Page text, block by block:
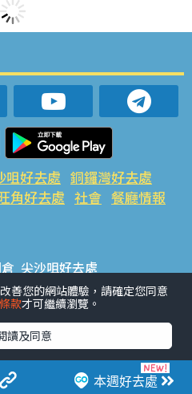
本週好去處
咀好去處 銅鑼灣好去處
角好去處 社會 餐廳情報
尖沙咀好去處
灣好去處 旺角好去處 社會
介 #美食社群熱話
應用程式
#限時搶
善您的網站體驗，請確定您同意
款才可繼續瀏覽。
讀及同意